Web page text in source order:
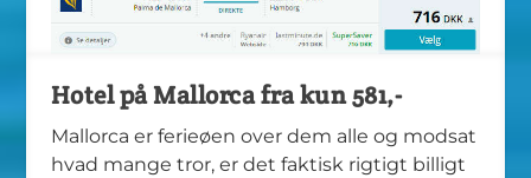
Hotel på Mallorca fra kun 581,-
Mallorca er ferieøen over dem alle og modsat
hvad mange tror, er det faktisk rigtigt billigt